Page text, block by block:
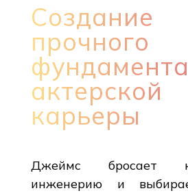
Создание
прочного
актерской
карьеры
Джеймс бросает
инженерию и